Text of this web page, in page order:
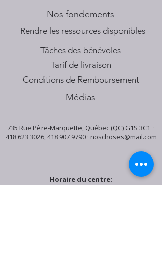
Nos fondements
​Rendre les ressources disponibles
Tâches des bénévoles
Tarif de livraison
Conditions de Remboursement
Médias
735 Rue Père-Marquette, Québec (QC) G1S 3C1 ·
418 623 3026,418 907 9790· noschoses@mail.com
Horaire du centre: